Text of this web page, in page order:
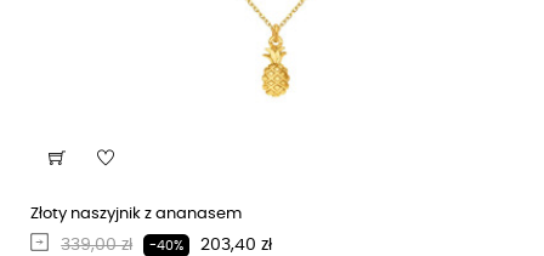
Złoty naszyjnik z ananasem
Regularna cena
339,00 zł -40% Cena
203,40 zł